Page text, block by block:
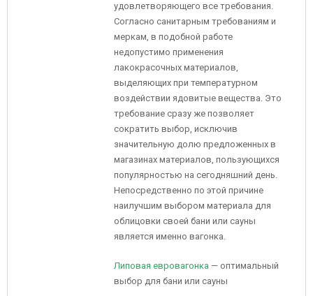
удовлетворяющего все требования.
Согласно санитарным требованиям и
меркам, в подобной работе
недопустимо применения
лакокрасочных материалов,
выделяющих при температурном
воздействии ядовитые вещества. Это
требование сразу же позволяет
сократить выбор, исключив
значительную долю предложенных в
магазинах материалов, пользующихся
популярностью на сегодняшний день.
Непосредственно по этой причине
наилучшим выбором материала для
облицовки своей бани или сауны
является именно вагонка.
Липовая евровагонка — оптимальный
выбор для бани или сауны